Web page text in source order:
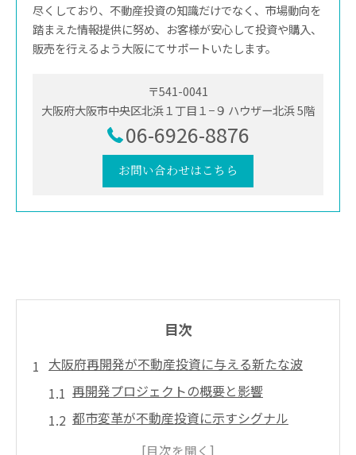
尽くしており、不動産投資の知識だけでなく、市場動向を
踏まえた情報提供に努め、お客様が安心して投資や購入、
販売を行えるよう大阪にてサポートいたします。
〒541-0041
大阪府大阪市中央区北浜１丁目１−９ ハウザー北浜 5階
06-6926-8876
お問い合わせはこちら
目次
大阪府再開発が不動産投資に与える新たな波
再開発プロジェクトの概要と影響
都市変革が不動産投資に示すシグナル
投資家が注目すべき再開発エリアの特徴